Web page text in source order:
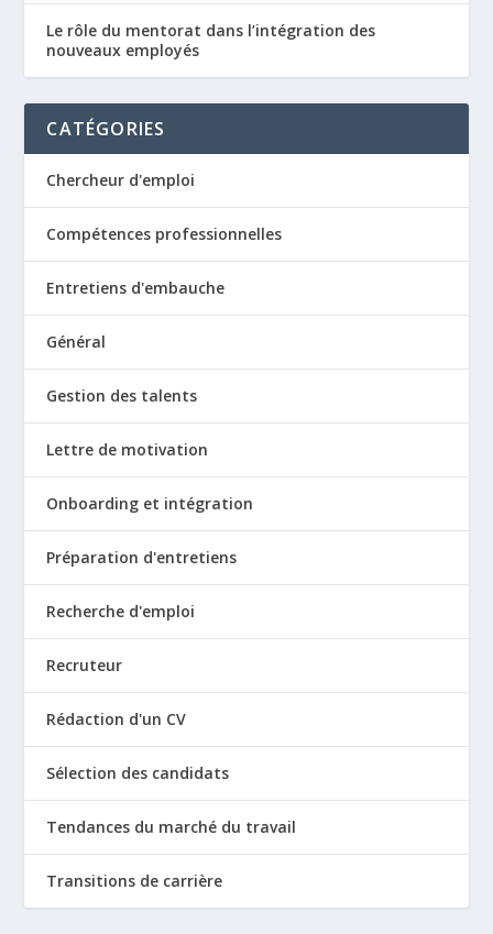
Le rôle du mentorat dans l’intégration des
nouveaux employés
CATÉGORIES
Chercheur d'emploi
Compétences professionnelles
Entretiens d'embauche
Général
Gestion des talents
Lettre de motivation
Onboarding et intégration
Préparation d'entretiens
Recherche d'emploi
Recruteur
Rédaction d'un CV
Sélection des candidats
Tendances du marché du travail
Transitions de carrière